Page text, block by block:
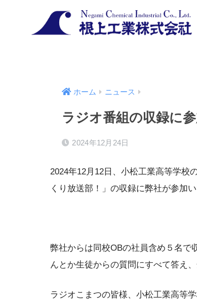
ホーム ニュース
ラジオ番組の収録に
2024年12月24日
2024年12月12日、小松工業高等学校
くり放送部！」の収録に弊社が参加い
弊社からは同校OBの社員含め５名で
んとか生徒からの質問にすべて答え
ラジオこまつの皆様、小松工業高等